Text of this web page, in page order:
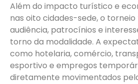
Além do impacto turístico e
nas oito cidades-sede, o
audiência, patrocínios e
torno da modalidade. A
como hotelaria, comércio,
esportivo e empregos
diretamente movimentados